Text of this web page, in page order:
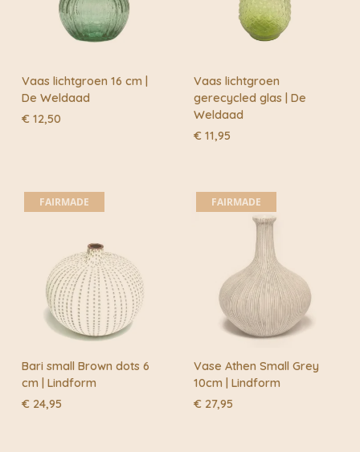
Vaas lichtgroen 16 cm |
De Weldaad
€ 12,50
Vaas lichtgroen
gerecycled glas | De
Weldaad
€ 11,95
FAIRMADE
Bari small Brown dots 6
cm | Lindform
€ 24,95
FAIRMADE
Vase Athen Small Grey
10cm | Lindform
€ 27,95